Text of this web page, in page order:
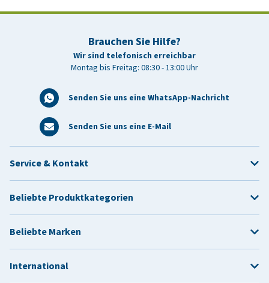
Brauchen Sie Hilfe?
Wir sind telefonisch erreichbar
Montag bis Freitag: 08:30 - 13:00 Uhr
Senden Sie uns eine WhatsApp-Nachricht
Senden Sie uns eine E-Mail
Service & Kontakt
Beliebte Produktkategorien
Beliebte Marken
International